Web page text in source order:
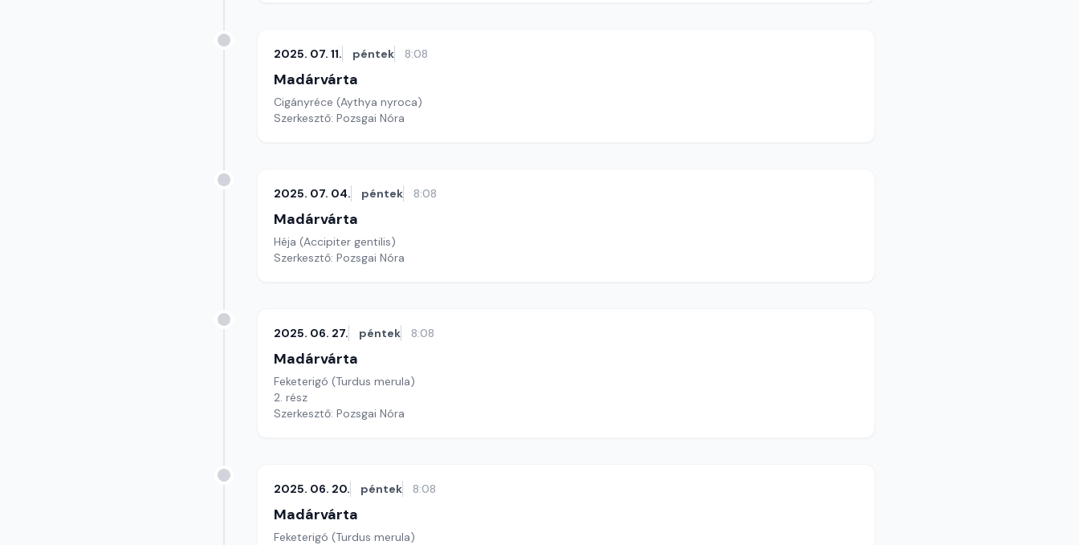
2025. 07. 11. péntek 8:08
Madárvárta
Cigányréce (Aythya nyroca)
Szerkesztő: Pozsgai Nóra
2025. 07. 04. péntek 8:08
Madárvárta
Héja (Accipiter gentilis)
Szerkesztő: Pozsgai Nóra
2025. 06. 27. péntek 8:08
Madárvárta
Feketerigó (Turdus merula)
2. rész
Szerkesztő: Pozsgai Nóra
2025. 06. 20. péntek 8:08
Madárvárta
Feketerigó (Turdus merula)